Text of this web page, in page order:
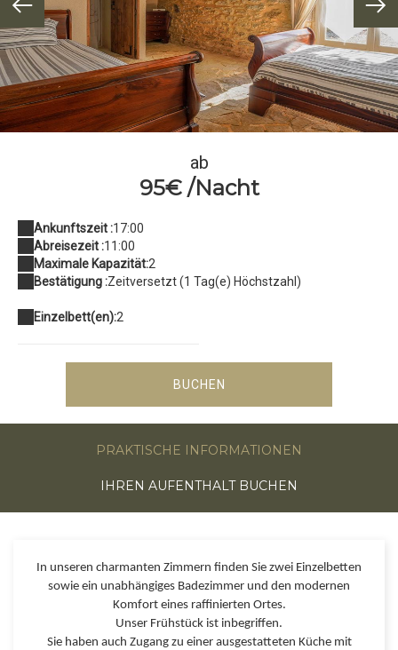
1
ab
95€ /Nacht
Ankunftszeit :17:00
Abreisezeit :11:00
Maximale Kapazität:2
Bestätigung :Zeitversetzt (1 Tag(e) Höchstzahl)
Einzelbett(en):2
BUCHEN
PRAKTISCHE INFORMATIONEN
IHREN AUFENTHALT BUCHEN
In unseren charmanten Zimmern finden Sie zwei Einzelbetten
sowie ein unabhängiges Badezimmer und den modernen
Komfort eines raffinierten Ortes.
Unser Frühstück ist inbegriffen.
Sie haben auch Zugang zu einer ausgestatteten Küche mit